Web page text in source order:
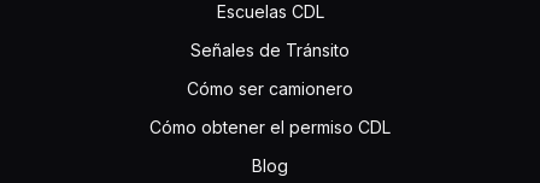
Escuelas CDL
Señales de Tránsito
Cómo ser camionero
Cómo obtener el permiso CDL
Blog